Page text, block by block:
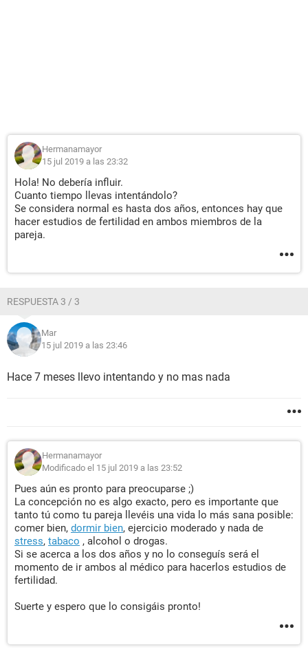
Hermanamayor
15 jul 2019 a las 23:32
Hola! No debería influir.
Cuanto tiempo llevas intentándolo?
Se considera normal es hasta dos años, entonces hay que
hacer estudios de fertilidad en ambos miembros de la
pareja.
RESPUESTA 3 / 3
Mar
15 jul 2019 a las 23:46
Hace 7 meses llevo intentando y no mas nada
Hermanamayor
Modificado el 15 jul 2019 a las 23:52
Pues aún es pronto para preocuparse ;)
La concepción no es algo exacto, pero es importante que
tanto tú como tu pareja llevéis una vida lo más sana posible:
comer bien, dormir bien, ejercicio moderado y nada de
stress, tabaco , alcohol o drogas.
Si se acerca a los dos años y no lo conseguís será el
momento de ir ambos al médico para hacerlos estudios de
fertilidad.
Suerte y espero que lo consigáis pronto!